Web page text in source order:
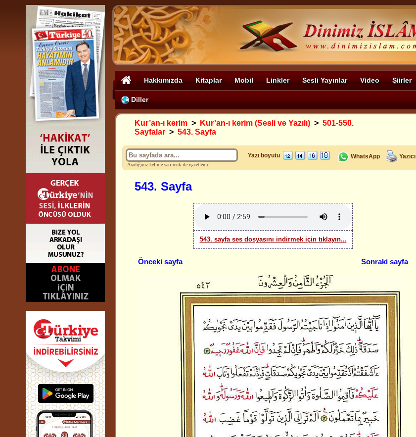
Hakkımızda Kitaplar Mobil Linkler Sesli Yayınlar Video Şiirler
Diller
Kur’an-ı kerim > Kur’an-ı kerim (Sesli ve Yazılı) > 501-550.
Sayfalar > 543. Sayfa
Aradığınız kelime sarı renk ile işaretlenir.
Yazı boyutu WhatsApp Yazıcı
543. Sayfa
543. sayfa ses dosyasını indirmek için tıklayın...
Önceki sayfa Sonraki sayfa